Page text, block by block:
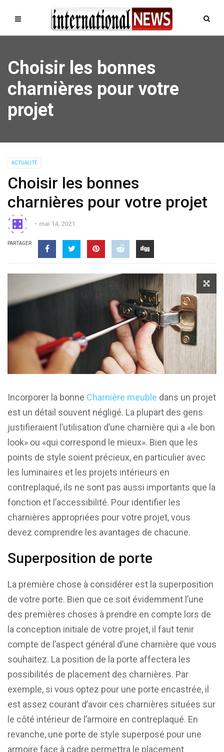
Choisir les bonnes
charnières pour votre
projet
ACTUALITÉ
Choisir les bonnes
charnières pour votre projet
mai 14, 2021
PARTAGER
Incorporer la bonne Charnière meuble dans un projet
est un détail souvent négligé. La plupart des gens
justifieraient l’utilisation d’une charnière qui a «le bon
look» ou «qui correspond le mieux». Bien que les
points de style soient précieux, en particulier avec
les luminaires et les projets intérieurs en
contreplaqué, ils ne sont pas aussi importants que la
fonction et l’accessibilité. Pour identifier les
charnières appropriées pour votre projet, vous
devez comprendre les avantages de chacune.
Superposition de porte
La première chose à considérer est la superposition
de votre porte. Bien que ce soit évidemment l’une
des premières choses à prendre en compte lors de
la conception initiale de votre projet, il faut tenir
compte de l’aspect général d’une charnière que vous
souhaitez. La position de la porte affectera les
possibilités de placement des charnières. Par
exemple, si vous optez pour une porte encastrée, il
est assez courant d’avoir ces charnières situées sur
le côté intérieur de l’armoire en contreplaqué. En
revanche, une porte de style superposé pour une
armoire face à cadre permettra le placement